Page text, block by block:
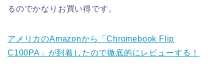
るのでかなりお買い得です。
アメリカのAmazonから「Chromebook Flip
C100PA」が到着したので徹底的にレビューする！